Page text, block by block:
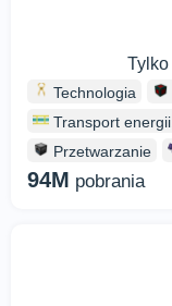
Technologia
Transport
Przetwarzanie
94M pobrania